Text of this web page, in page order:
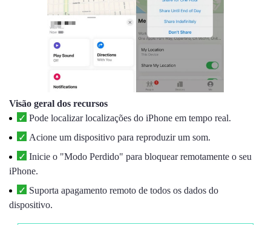
Visão geral dos recursos
Pode localizar localizações do iPhone em tempo real.
Acione um dispositivo para reproduzir um som.
Inicie o "Modo Perdido" para bloquear remotamente o seu
iPhone.
Suporta apagamento remoto de todos os dados do
dispositivo.